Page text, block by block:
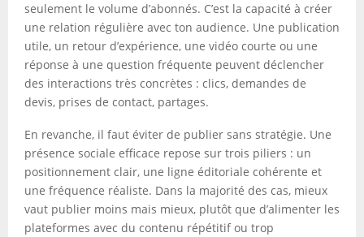
seulement le volume d’abonnés. C’est la capacité à créer
une relation régulière avec ton audience. Une publication
utile, un retour d’expérience, une vidéo courte ou une
réponse à une question fréquente peuvent déclencher
des interactions très concrètes : clics, demandes de
devis, prises de contact, partages.
En revanche, il faut éviter de publier sans stratégie. Une
présence sociale efficace repose sur trois piliers : un
positionnement clair, une ligne éditoriale cohérente et
une fréquence réaliste. Dans la majorité des cas, mieux
vaut publier moins mais mieux, plutôt que d’alimenter les
plateformes avec du contenu répétitif ou trop